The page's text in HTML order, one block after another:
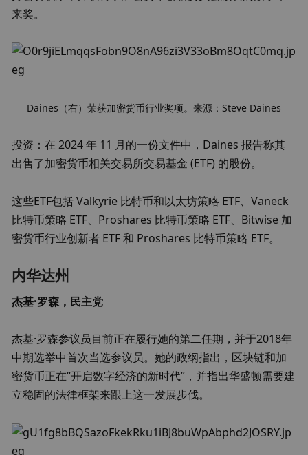
来奖。
Daines（右）荣获加密货币行业奖项。来源：Steve Daines
投资：在 2024 年 11 月的一份文件中，Daines 报告称其
出售了加密货币相关交易所交易基金 (ETF) 的股份。
这些ETF包括 Valkyrie 比特币和以太坊策略 ETF、Vaneck
比特币策略 ETF、Proshares 比特币策略 ETF、Bitwise 加
密货币行业创新者 ETF 和 Proshares 比特币策略 ETF。
内华达州
杰基·罗森，民主党
杰基·罗森参议员目前正在履行她的第二任期，并于2018年
中期选举中首次当选参议员。她的政纲指出，区块链和加
密货币正在“开启数字经济的新时代”，并指出华盛顿需要建
立稳固的法律框架来跟上这一发展步伐。